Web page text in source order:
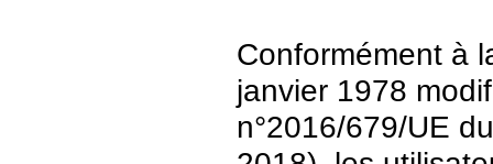
Conformément à
janvier 1978
n°2016/679/UE